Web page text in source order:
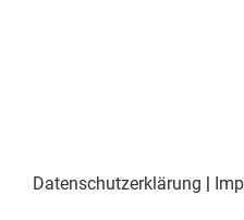
Datenschutzerklärung |